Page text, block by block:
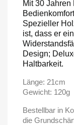
Mit 30
Spezieller
ist, dass er
Design;
Haltbarkeit.
Länge: 21cm
Gewicht: 120g
Bestellbar in
die